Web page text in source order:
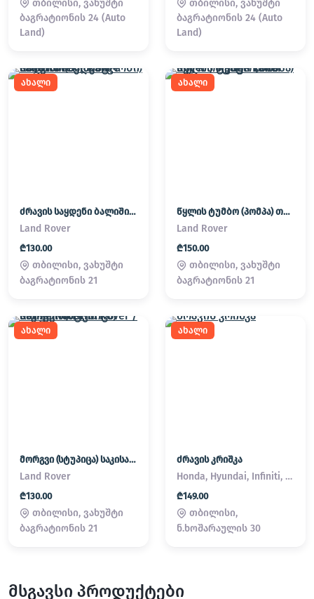
თბილისი, ვახუშტი
ბაგრატიონის 24 (Auto
Land)
თბილისი, ვახუშტი
ბაგრატიონის 24 (Auto
Land)
ახალი
ძრავის საყდენი ბალიში (პადმატორნი) Land Rover / Range Rover
Land Rover
₾130.00
თბილისი, ვახუშტი
ბაგრატიონის 21
ახალი
წყლის ტუმბო (პომპა) თერმოსტატი Land Rover / Range Rover
Land Rover
₾150.00
თბილისი, ვახუშტი
ბაგრატიონის 21
ახალი
მორგვი (სტუპიცა) საკისარი Land Rover / Range Rover
Land Rover
₾130.00
თბილისი, ვახუშტი
ბაგრატიონის 21
ახალი
ძრავის კრიშკა
Honda, Hyundai, Infiniti, Kia, Lexus, Mazda, Mitsubishi, Nissan, Subaru, Suzuki, Toyota
₾149.00
თბილისი,
ნ.ხოშარაულის 30
მსგავსი პროდუქტები